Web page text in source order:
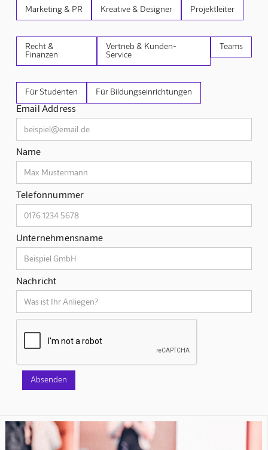
Marketing & PR Kreative & Designer Projektleiter
Recht &
Finanzen
Vertrieb & Kunden-
Service
Teams
Für Studenten Für Bildungseinrichtungen
Email Address
Name
Telefonnummer
Unternehmensname
Nachricht